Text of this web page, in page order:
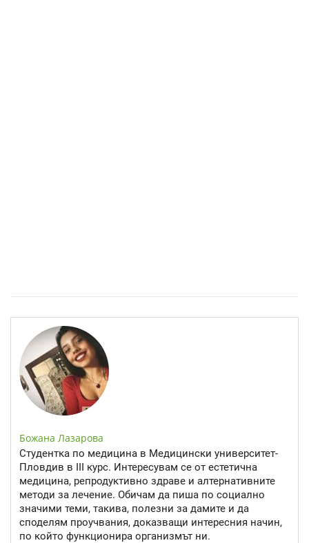
Божана Лазарова
Студентка по медицина в Медицински университет-
Пловдив в III курс. Интересувам се от естетична
медицина, репродуктивно здраве и алтернативните
методи за лечение. Обичам да пиша по социално
значими теми, такива, полезни за дамите и да
споделям проучвания, доказващи интересния начин,
по който функционира организмът ни.